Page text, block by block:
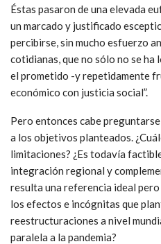
Éstas pasaron de una elevada
un marcado y justificado
percibirse, sin mucho esfuerzo
cotidianas, que no sólo no se ha
el prometido -y repetidamente
económico con justicia social”.
Pero entonces cabe
a los objetivos planteados.
limitaciones? ¿Es todavía
integración regional y
resulta una referencia ideal
los efectos e incógnitas que
reestructuraciones a nivel
paralela a la pandemia?